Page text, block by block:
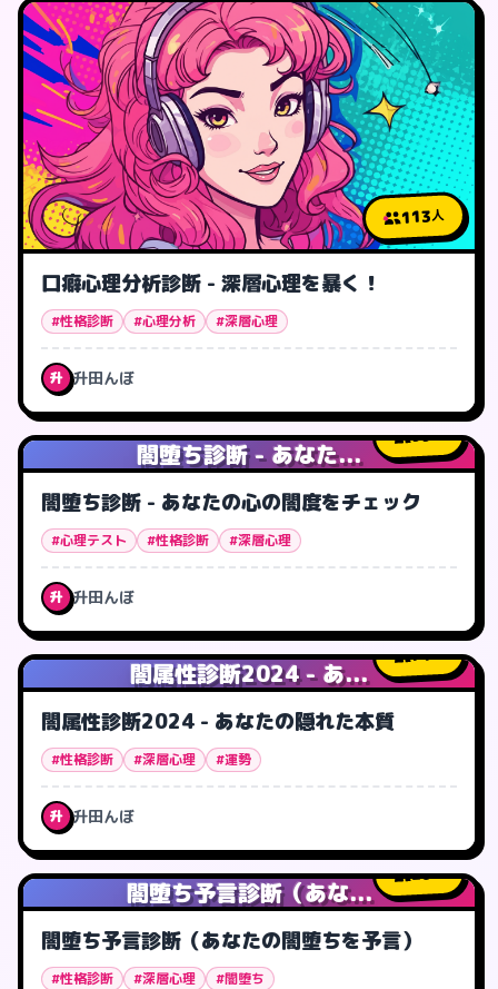
113人
口癖心理分析診断 - 深層心理を暴く！
#性格診断 #心理分析 #深層心理
升 升田んぼ
闇堕ち診断 - あなた...
99人
闇堕ち診断 - あなたの心の闇度をチェック
#心理テスト #性格診断 #深層心理
升 升田んぼ
闇属性診断2024 - あ...
71人
闇属性診断2024 - あなたの隠れた本質
#性格診断 #深層心理 #運勢
升 升田んぼ
闇堕ち予言診断（あな...
26人
闇堕ち予言診断（あなたの闇堕ちを予言）
#性格診断 #深層心理 #闇堕ち